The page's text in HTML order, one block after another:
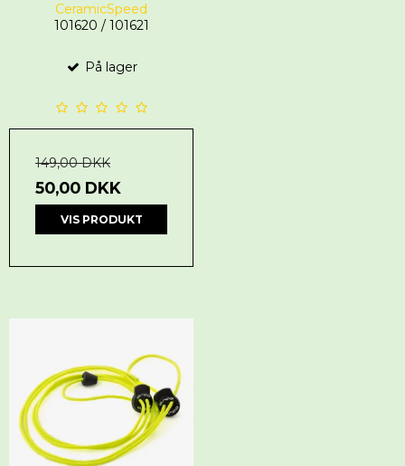
CeramicSpeed
101620 / 101621
På lager
149,00 DKK
50,00 DKK
VIS PRODUKT